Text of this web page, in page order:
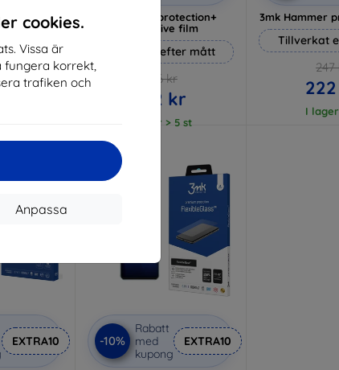
cookies.
Vissa är
fungera korrekt,
trafiken och
Anpassa
mått
3mk Silverprotection+
protective film
Tillverkat efter mått
236 kr
212 kr
I lager > 5 st
3mk Hammer
Tillverkat
247
I
EXTRA10 -10%
Rabatt
med
kupong
EXTRA10